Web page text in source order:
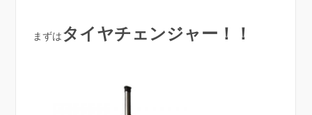
まずはタイヤチェンジャー！！